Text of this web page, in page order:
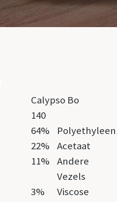
Calypso Bo
140
64%
Polyethyleen
22%
Acetaat
11%
Andere
Vezels
3%
Viscose